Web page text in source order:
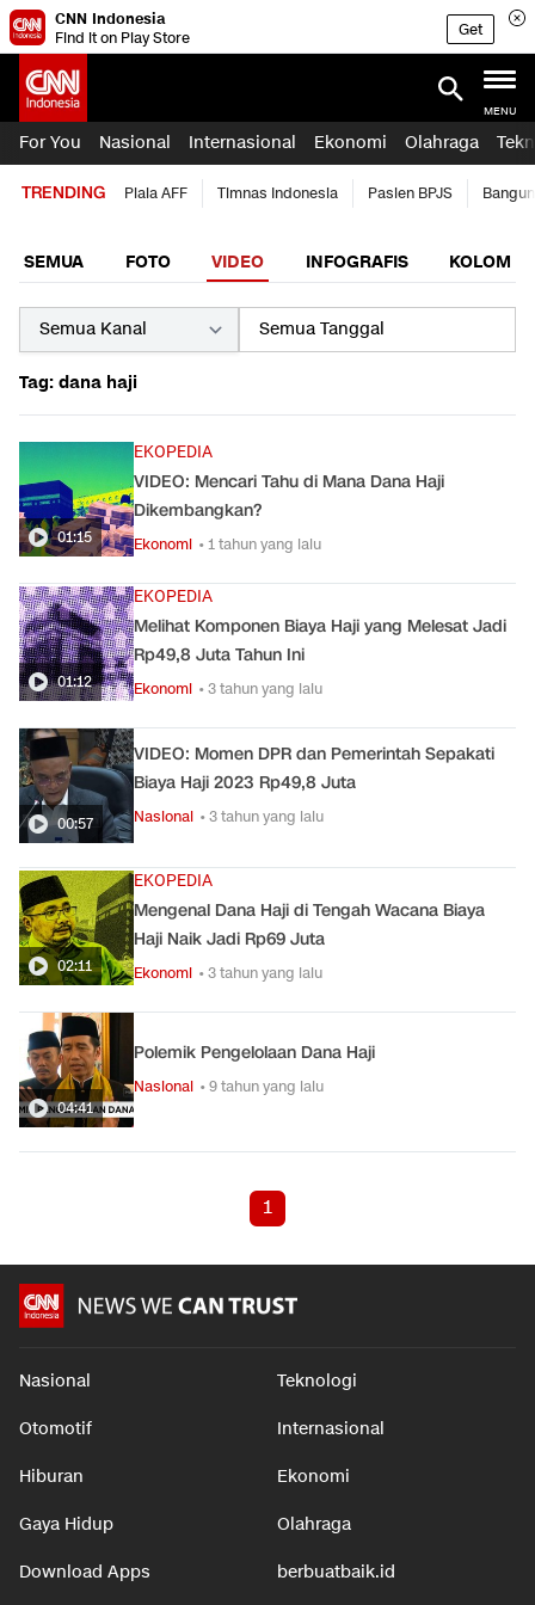
CNN Indonesia
Find it on Play Store
Get
MENU
For You Nasional Internasional Ekonomi Olahraga
TRENDING Piala AFF Timnas Indonesia Pasien BPJS
SEMUA FOTO VIDEO INFOGRAFIS KOLOM
Tag: dana haji
01:15
EKOPEDIA
VIDEO: Mencari Tahu di Mana Dana Haji
Dikembangkan?
Ekonomi • 1 tahun yang lalu
01:12
EKOPEDIA
Melihat Komponen Biaya Haji yang Melesat Jadi
Rp49,8 Juta Tahun Ini
Ekonomi • 3 tahun yang lalu
00:57
VIDEO: Momen DPR dan Pemerintah Sepakati
Biaya Haji 2023 Rp49,8 Juta
Nasional • 3 tahun yang lalu
02:11
EKOPEDIA
Mengenal Dana Haji di Tengah Wacana Biaya
Haji Naik Jadi Rp69 Juta
Ekonomi • 3 tahun yang lalu
04:41
Polemik Pengelolaan Dana Haji
Nasional • 9 tahun yang lalu
1
Nasional Teknologi
Otomotif Internasional
Hiburan Ekonomi
Gaya Hidup Olahraga
Download Apps berbuatbaik.id